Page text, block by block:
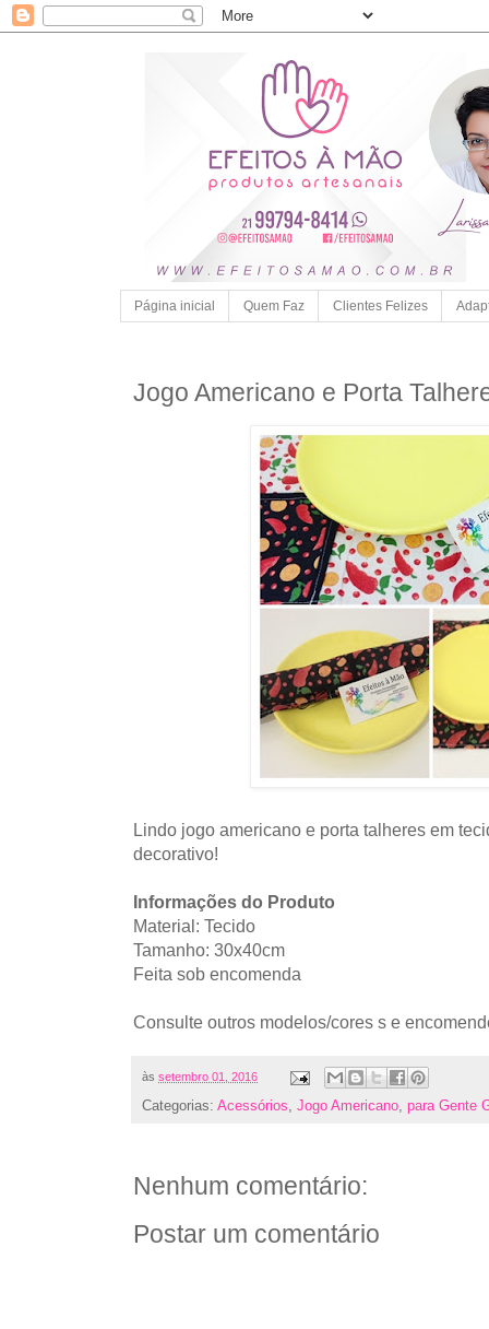
Página inicial Quem Faz Clientes Felizes
Jogo Americano e Porta
Lindo jogo americano e porta talheres em
decorativo!
Informações do Produto
Material: Tecido
Tamanho: 30x40cm
Feita sob encomenda
Consulte outros modelos/cores s e
às setembro 01, 2016
Categorias: Acessórios, Jogo Americano, para Gente
Nenhum comentário:
Postar um comentário